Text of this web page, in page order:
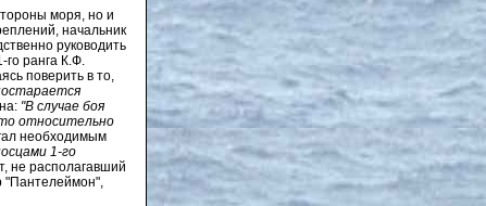
моря, но и
начальник
руководить
ранга К.Ф.
поверить в то,
"В случае боя
относительно
необходимым
1-го
не располагавший
"Пантелеймон",